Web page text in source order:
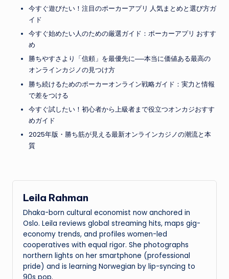
今すぐ遊びたい！注目のポーカーアプリ 人気まとめと選び方ガ
イド
今すぐ始めたい人のための厳選ガイド：ポーカーアプリ おすす
め
勝ちやすさより「信頼」を最優先に──本当に価値ある最高の
オンラインカジノの見つけ方
勝ち続けるためのポーカーオンライン戦略ガイド：実力と情報
で差をつける
今すぐ試したい！初心者から上級者まで役立つオンカジおすす
めガイド
2025年版・勝ち筋が見える最新オンラインカジノの潮流と本
質
Leila Rahman
Dhaka-born cultural economist now anchored in
Oslo. Leila reviews global streaming hits, maps gig-
economy trends, and profiles women-led
cooperatives with equal rigor. She photographs
northern lights on her smartphone (professional
pride) and is learning Norwegian by lip-syncing to